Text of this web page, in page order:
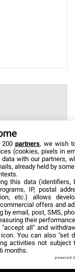
des
200partners, we wish
(cookies, pixels in
data with our partners,
already held by
this data (identifiers,
IP, postal
etc.) allows
offers and
by email, post, SMS,
their
"accept all" and
. You can also "set
activities not subject
months.
powered